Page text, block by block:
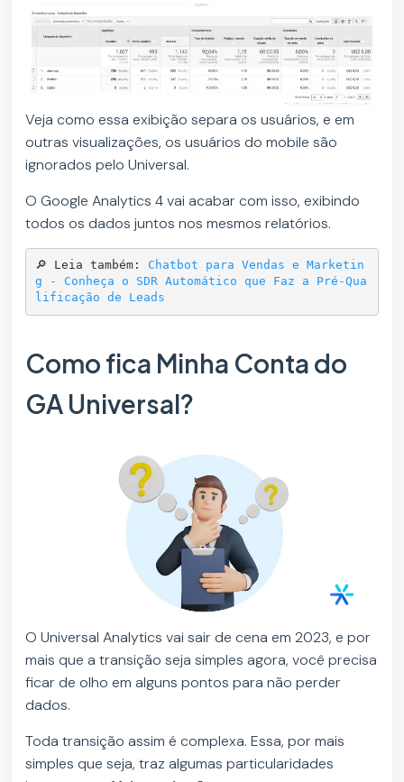
Veja como essa exibição separa os usuários, e em
outras visualizações, os usuários do mobile são
ignorados pelo Universal.
O Google Analytics 4 vai acabar com isso, exibindo
todos os dados juntos nos mesmos relatórios.
🔎 Leia também: Chatbot para Vendas e Marketin
g - Conheça o SDR Automático que Faz a Pré-Qua
lificação de Leads
Como fica Minha Conta do
GA Universal?
O Universal Analytics vai sair de cena em 2023, e por
mais que a transição seja simples agora, você precisa
ficar de olho em alguns pontos para não perder
dados.
Toda transição assim é complexa. Essa, por mais
simples que seja, traz algumas particularidades